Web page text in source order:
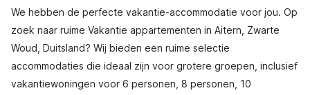
We hebben de perfecte vakantie-accommodatie voor jou. Op
zoek naar ruime Vakantie appartementen in Aitern, Zwarte
Woud, Duitsland? Wij bieden een ruime selectie
accommodaties die ideaal zijn voor grotere groepen, inclusief
vakantiewoningen voor 6 personen, 8 personen, 10